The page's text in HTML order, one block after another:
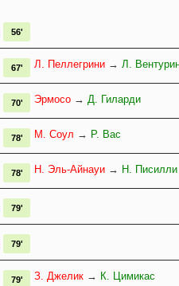
56'
Л. Пеллегрини → Л.
67'
Эрмосо → Д. Гиларди
70'
М. Соул → Р. Вас
78'
Н. Эль-Айнауи → Н. Писилли
78'
79'
79'
З. Джелик → К. Цимикас
79'